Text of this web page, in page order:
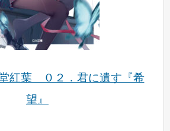
紅葉 ０２．君に遺す『希
望』